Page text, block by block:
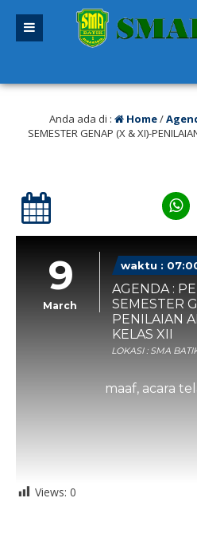
Anda ada di : Home/
SEMESTER GENAP (X & XI)-
9
March
waktu :
AGENDA :
SEMESTER
PENILAIAN
KELAS XII
LOKASI : SMA
maaf, acara
Views: 0